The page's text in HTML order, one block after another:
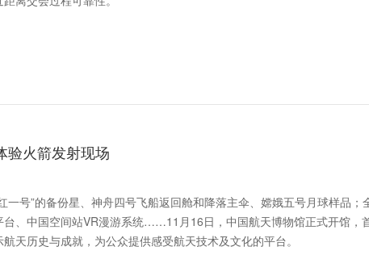
验火箭发射现场
一号”的备份星、神舟四号飞船返回舱和降落主伞、嫦娥五号月球样品；
台、中国空间站VR漫游系统……11月16日，中国航天博物馆正式开馆，
天历史与成就，为公众提供感受航天技术及文化的平台。